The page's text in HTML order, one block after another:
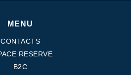
MENU
CONTACTS
RESERVE
B2C